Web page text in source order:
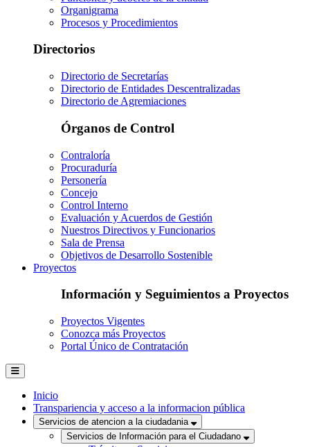
Organigrama
Procesos y Procedimientos
Directorios
Directorio de Secretarías
Directorio de Entidades Descentralizadas
Directorio de Agremiaciones
Órganos de Control
Contraloría
Procuraduría
Personería
Concejo
Control Interno
Evaluación y Acuerdos de Gestión
Nuestros Directivos y Funcionarios
Sala de Prensa
Objetivos de Desarrollo Sostenible
Proyectos
Información y Seguimientos a Proyectos
Proyectos Vigentes
Conozca más Proyectos
Portal Único de Contratación
Inicio
Transpariencia y acceso a la informacion pública
Servicios de atencion a la ciudadania
Servicios de Información para el Ciudadano